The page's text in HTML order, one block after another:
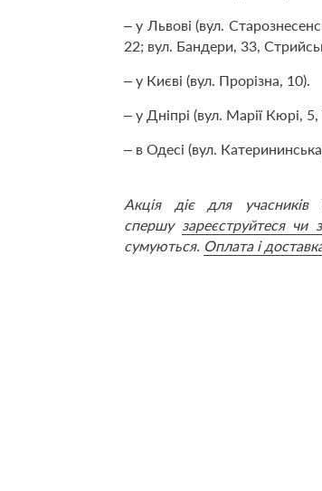
– у Львові (вул.
22; вул. Бандери, 33,
– у Києві (вул. Прорізна, 10).
– у Дніпрі (вул. Марії Кюрі,
– в Одесі (вул.
Акція діє для
спершу зареєструйтеся чи
сумуються. Оплата і